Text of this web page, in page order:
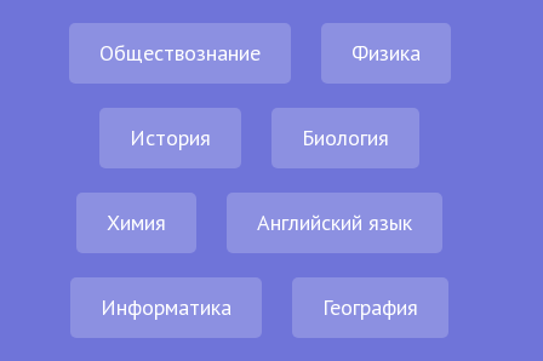
Обществознание Физика
История Биология
Химия Английский язык
Информатика География